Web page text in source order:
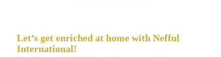
Let’s get enriched at home with Nefful
International!